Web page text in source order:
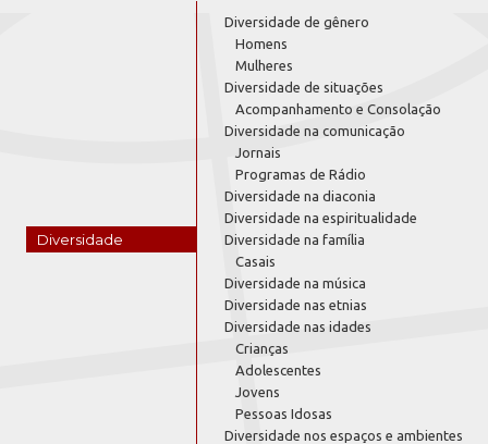
Diversidade
Diversidade de gênero
Homens
Mulheres
Diversidade de situações
Acompanhamento e Consolação
Diversidade na comunicação
Jornais
Programas de Rádio
Diversidade na diaconia
Diversidade na espiritualidade
Diversidade na família
Casais
Diversidade na música
Diversidade nas etnias
Diversidade nas idades
Crianças
Adolescentes
Jovens
Pessoas Idosas
Diversidade nos espaços e ambientes